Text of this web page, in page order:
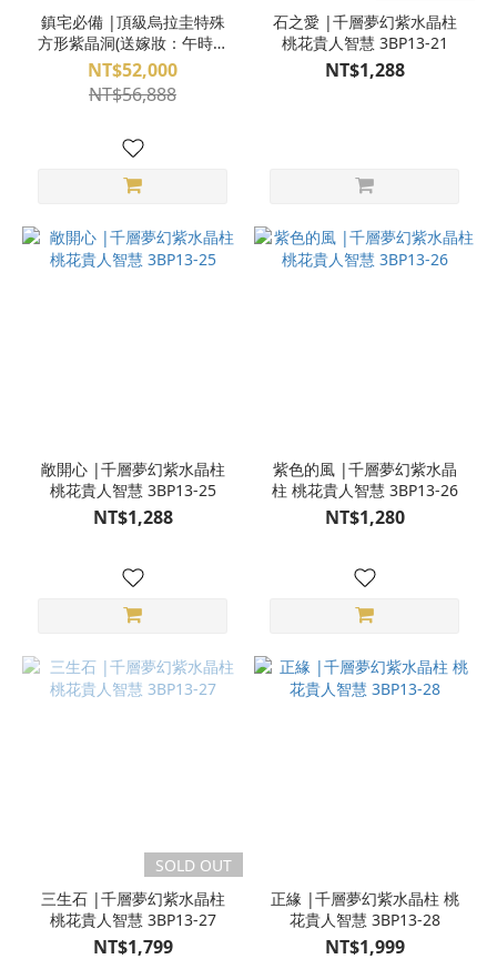
鎮宅必備 |頂級烏拉圭特殊
方形紫晶洞(送嫁妝：午時水
+水晶球)
NT$52,000
NT$56,888
石之愛 |千層夢幻紫水晶柱
桃花貴人智慧 3BP13-21
NT$1,288
敞開心 |千層夢幻紫水晶柱
桃花貴人智慧 3BP13-25
NT$1,288
紫色的風 |千層夢幻紫水晶
柱 桃花貴人智慧 3BP13-26
NT$1,280
SOLD OUT
三生石 |千層夢幻紫水晶柱
桃花貴人智慧 3BP13-27
NT$1,799
正緣 |千層夢幻紫水晶柱 桃
花貴人智慧 3BP13-28
NT$1,999